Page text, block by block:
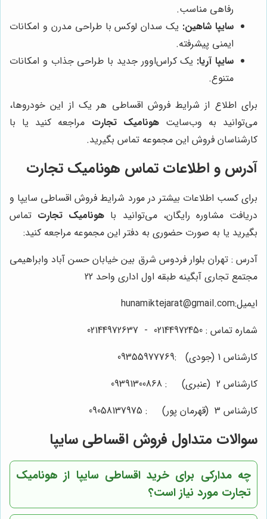
رفاهی مناسب.
سایپا شاهین: یک سدان لوکس با طراحی مدرن و امکانات
ایمنی پیشرفته.
سایپا آریا: یک کراس‌اوور جدید با طراحی جذاب و امکانات
متنوع.
برای اطلاع از شرایط فروش اقساطی هر یک از این خودروها،
می‌توانید به وب‌سایتهونامیک تجارت مراجعه کنید یا با
کارشناسان فروش این مجموعه تماس بگیرید.
آدرس و اطلاعات تماس هونامیک تجارت
برای کسب اطلاعات بیشتر در مورد شرایط فروش اقساطی سایپا و
دریافت مشاوره رایگان، می‌توانید با هونامیک تجارت تماس
بگیرید یا به صورت حضوری به دفتر این مجموعه مراجعه کنید:
آدرس : تهران بلوار فردوس شرق بین خیابان حسن آباد وابراهیمی
مجتمع تجاری آبگینه طبقه اول اداری واحد 22
ایمیل:hunamiktejarat@gmail.com
شماره تماس : 02144972450 - 02144972637
کارشناس 1 (جودی) :09355977769
کارشناس 2 (عنبری) : 09391300868
کارشناس 3 (قهرمان پور) : 09058137975
سوالات متداول فروش اقساطی سایپا
چه مدارکی برای خرید اقساطی سایپا از هونامیک
تجارت مورد نیاز است؟